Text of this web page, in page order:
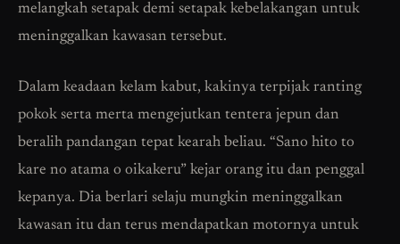
melangkah setapak demi setapak kebelakangan untuk
meninggalkan kawasan tersebut.
Dalam keadaan kelam kabut, kakinya terpijak ranting
pokok serta merta mengejutkan tentera jepun dan
beralih pandangan tepat kearah beliau. “Sano hito to
kare no atama o oikakeru” kejar orang itu dan penggal
kepanya. Dia berlari selaju mungkin meninggalkan
kawasan itu dan terus mendapatkan motornya untuk